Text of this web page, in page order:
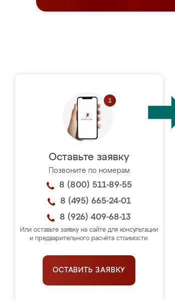
Оставьте заявку
Позвоните по номерам
8 (800) 511-89-55
8 (495) 665-24-01
8 (926) 409-68-13
Или оставьте заявку на сайте для консультации
и предварительного расчёта стоимости.
ОСТАВИТЬ ЗАЯВКУ